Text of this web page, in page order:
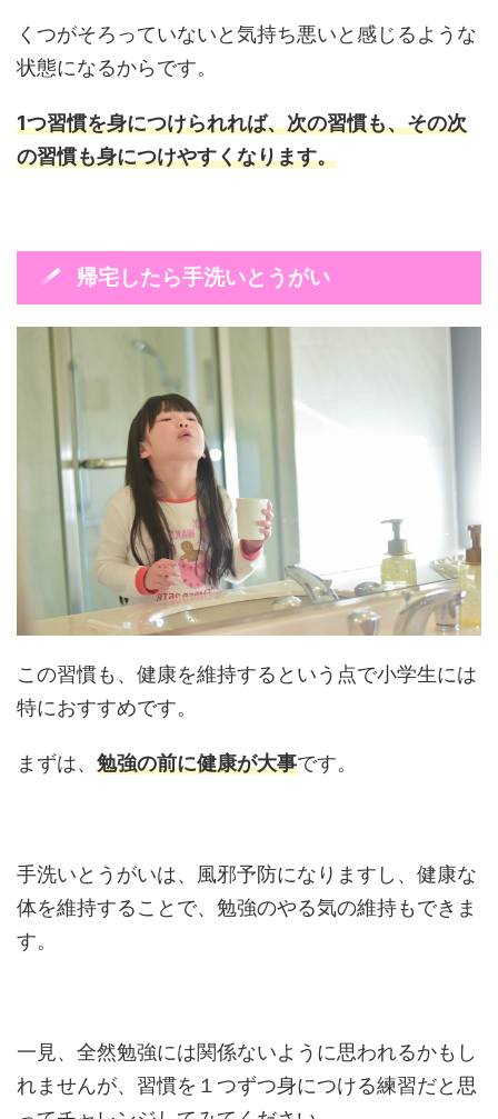
くつがそろっていないと気持ち悪いと感じるような
状態になるからです。
1つ習慣を身につけられれば、次の習慣も、その次
の習慣も身につけやすくなります。
帰宅したら手洗いとうがい
この習慣も、健康を維持するという点で小学生には
特におすすめです。
まずは、 勉強の前に健康が大事です。
手洗いとうがいは、風邪予防になりますし、健康な
体を維持することで、勉強のやる気の維持もできま
す。
一見、全然勉強には関係ないように思われるかもし
れませんが、習慣を１つずつ身につける練習だと思